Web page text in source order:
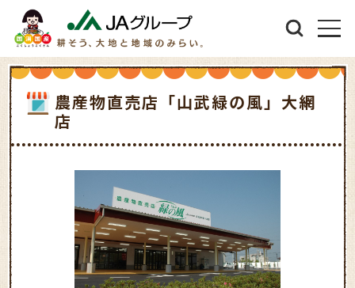
農産物直売店「山武緑の風」大網
店